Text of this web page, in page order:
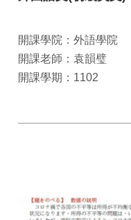
開課學院：外語學院
開課老師：袁韻璧
開課學期：1102